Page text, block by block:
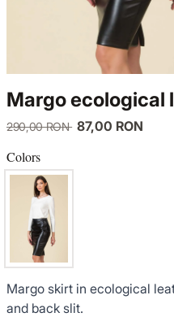
Margo ecological
290,00 RON 87,00 RON
Colors
Margo skirt in ecological
and back slit.
COATS
TINUTE DE OCAZIE
NOUTĂȚI
PRODUSE DIN IN
JACKETS
VEZI TOATE REDUCERILE
SENSE LIMITED EDITION
BACK TO OFFICE